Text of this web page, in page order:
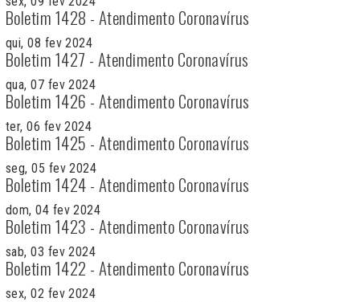
Boletim 1428 - Atendimento Coronavírus
qui, 08 fev 2024
Boletim 1427 - Atendimento Coronavírus
qua, 07 fev 2024
Boletim 1426 - Atendimento Coronavírus
ter, 06 fev 2024
Boletim 1425 - Atendimento Coronavírus
seg, 05 fev 2024
Boletim 1424 - Atendimento Coronavírus
dom, 04 fev 2024
Boletim 1423 - Atendimento Coronavírus
sab, 03 fev 2024
Boletim 1422 - Atendimento Coronavírus
sex, 02 fev 2024